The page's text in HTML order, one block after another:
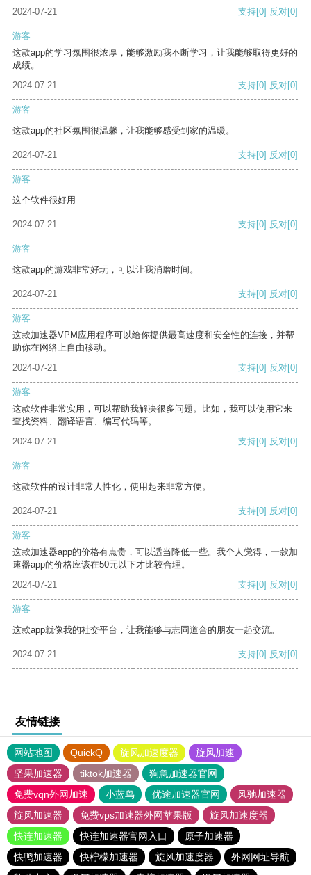
2024-07-21
支持[0] 反对[0]
游客
这款app的学习氛围很浓厚，能够激励我不断学习，让我能够取得更好的
成绩。
2024-07-21
支持[0] 反对[0]
游客
这款app的社区氛围很温馨，让我能够感受到家的温暖。
2024-07-21 支持[0] 反对[0]
游客
这个软件很好用
2024-07-21 支持[0] 反对[0]
游客
这款app的游戏非常好玩，可以让我消磨时间。
2024-07-21 支持[0] 反对[0]
游客
这款加速器VPM应用程序可以给你提供最高速度和安全性的连接，并帮
助你在网络上自由移动。
2024-07-21
支持[0] 反对[0]
游客
这款软件非常实用，可以帮助我解决很多问题。比如，我可以使用它来
查找资料、翻译语言、编写代码等。
2024-07-21
支持[0] 反对[0]
游客
这款软件的设计非常人性化，使用起来非常方便。
2024-07-21 支持[0] 反对[0]
游客
这款加速器app的价格有点贵，可以适当降低一些。我个人觉得，一款加
速器app的价格应该在50元以下才比较合理。
2024-07-21
支持[0] 反对[0]
游客
这款app就像我的社交平台，让我能够与志同道合的朋友一起交流。
2024-07-21 支持[0] 反对[0]
友情链接
网站地图 QuickQ 旋风加速度器
旋风加速
坚果加速器
tiktok加速器
狗急加速器官网
免费vqn外网加速
小蓝鸟 优途加速器官网
风驰加速器
旋风加速器
免费vps加速器外网苹果版
旋风加速度器
快连加速器
快连加速器官网入口
原子加速器
快鸭加速器
快柠檬加速器 旋风加速度器
外网网址导航